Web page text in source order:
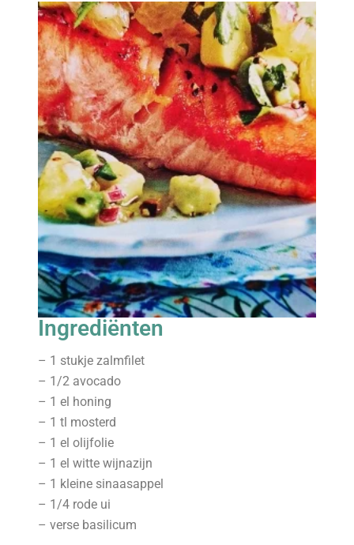
Ingrediënten
– 1 stukje zalmfilet
– 1/2 avocado
– 1 el honing
– 1 tl mosterd
– 1 el olijfolie
– 1 el witte wijnazijn
– 1 kleine sinaasappel
– 1/4 rode ui
– verse basilicum